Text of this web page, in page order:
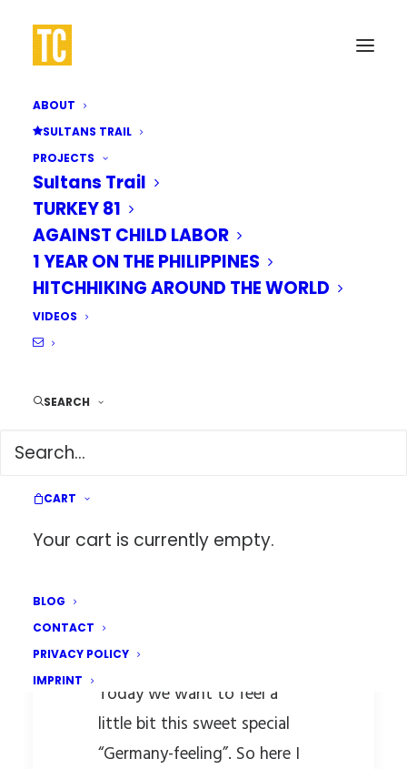
ABOUT
SULTANS TRAIL
PROJECTS
Sultans Trail
TURKEY 81
AGAINST CHILD LABOR
1 YEAR ON THE PHILIPPINES
HITCHHIKING AROUND THE WORLD
VIDEOS
SEARCH
CART
Your cart is currently empty.
BLOG
CONTACT
PRIVACY POLICY
IMPRINT
THE BEST GERMAN FOOD
Today we want to feel a
little bit this sweet special
“Germany-feeling”. So here I